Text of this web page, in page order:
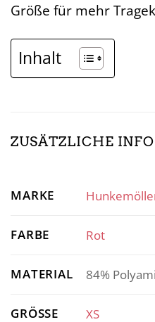
Größe für mehr
Inhalt
ZUSÄTZLICHE
MARKE
FARBE Rot
MATERIAL 84%
GRÖSSE XS